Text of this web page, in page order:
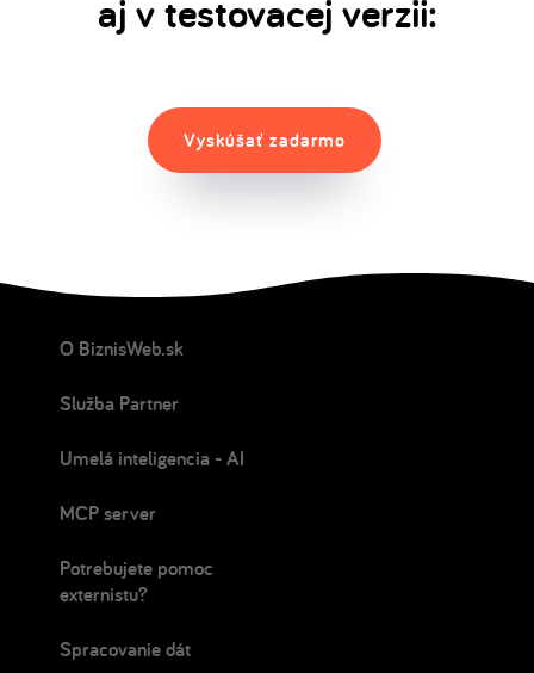
aj v testovacej verzii:
Vyskúšať zadarmo
O BiznisWeb.sk
Služba Partner
Umelá inteligencia - AI
MCP server
Potrebujete pomoc
externistu?
Spracovanie dát